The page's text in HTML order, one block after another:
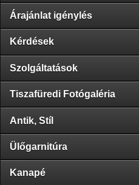
Árajánlat igénylés
Kérdések
Szolgáltatások
Tiszafüredi Fotógaléria
Antik, Stíl
Ülőgarnitúra
Kanapé